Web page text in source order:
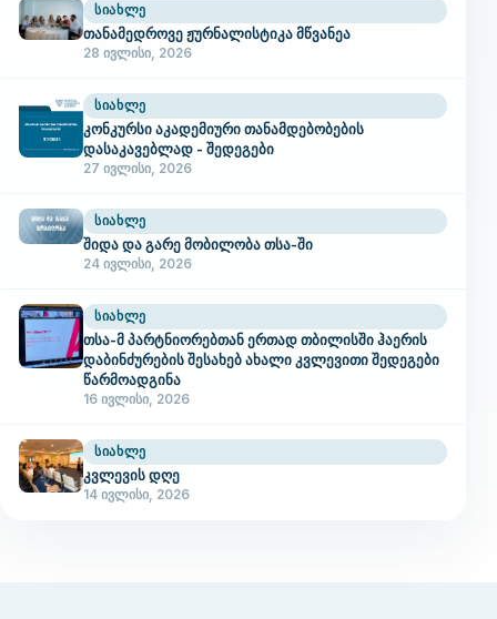
ᲡᲘᲐᲮᲚᲔ
თანამედროვე ჟურნალისტიკა მწვანეა
28 ივლისი, 2026
ᲡᲘᲐᲮᲚᲔ
კონკურსი აკადემიური თანამდებობების
დასაკავებლად - შედეგები
27 ივლისი, 2026
ᲡᲘᲐᲮᲚᲔ
შიდა და გარე მობილობა თსა-ში
24 ივლისი, 2026
ᲡᲘᲐᲮᲚᲔ
თსა-მ პარტნიორებთან ერთად თბილისში ჰაერის
დაბინძურების შესახებ ახალი კვლევითი შედეგები
წარმოადგინა
16 ივლისი, 2026
ᲡᲘᲐᲮᲚᲔ
კვლევის დღე
14 ივლისი, 2026